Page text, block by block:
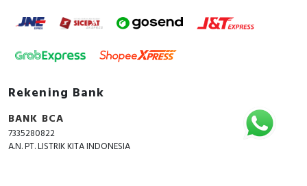
Rekening Bank
BANK BCA
7335280822
A.N. PT. LISTRIK KITA INDONESIA